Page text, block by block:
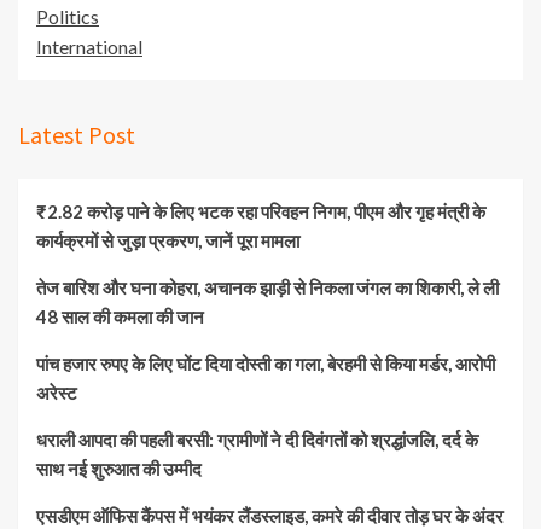
Politics
International
Latest Post
₹2.82 करोड़ पाने के लिए भटक रहा परिवहन निगम, पीएम और गृह मंत्री के
कार्यक्रमों से जुड़ा प्रकरण, जानें पूरा मामला
तेज बारिश और घना कोहरा, अचानक झाड़ी से निकला जंगल का शिकारी, ले ली
48 साल की कमला की जान
पांच हजार रुपए के लिए घोंट दिया दोस्ती का गला, बेरहमी से किया मर्डर, आरोपी
अरेस्ट
धराली आपदा की पहली बरसी: ग्रामीणों ने दी दिवंगतों को श्रद्धांजलि, दर्द के
साथ नई शुरुआत की उम्मीद
एसडीएम ऑफिस कैंपस में भयंकर लैंडस्लाइड, कमरे की दीवार तोड़ घर के अंदर